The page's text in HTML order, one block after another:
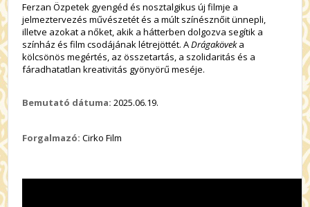
Ferzan Özpetek gyengéd és nosztalgikus új filmje a
jelmeztervezés művészetét és a múlt színésznőit ünnepli,
illetve azokat a nőket, akik a hátterben dolgozva segítik a
színház és film csodájának létrejöttét. ADrágaköveka
kölcsönös megértés, az összetartás, a szolidaritás és a
fáradhatatlan kreativitás gyönyörű meséje.
Bemutató dátuma: 2025.06.19.
Forgalmazó: Cirko Film